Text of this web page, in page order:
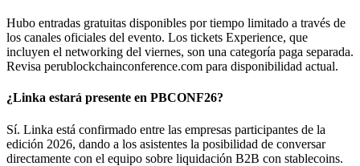
Hubo entradas gratuitas disponibles por tiempo limitado a través de
los canales oficiales del evento. Los tickets Experience, que
incluyen el networking del viernes, son una categoría paga separada.
Revisa perublockchainconference.com para disponibilidad actual.
¿Linka estará presente en PBCONF26?
Sí. Linka está confirmado entre las empresas participantes de la
edición 2026, dando a los asistentes la posibilidad de conversar
directamente con el equipo sobre liquidación B2B con stablecoins.